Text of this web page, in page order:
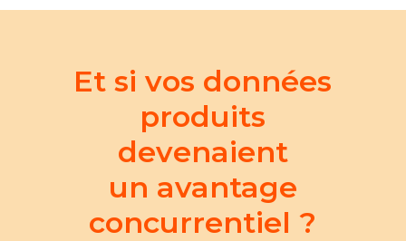
Et si vos données
produits
devenaient
un avantage
concurrentiel ?